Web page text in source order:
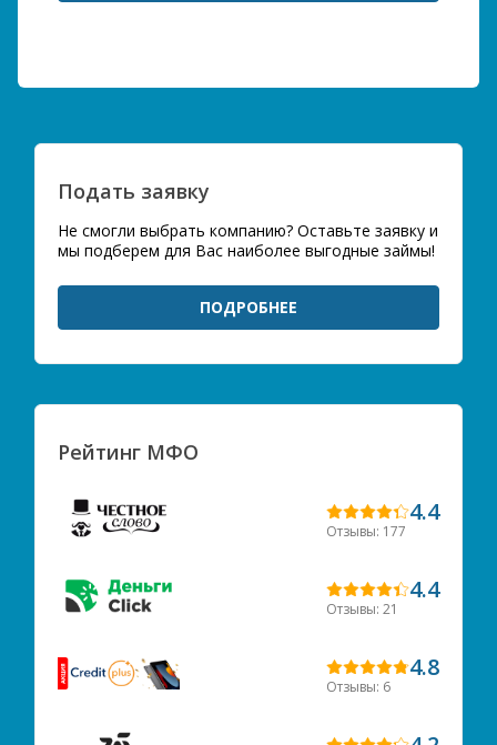
Подать заявку
Не смогли выбрать компанию? Оставьте заявку и
мы подберем для Вас наиболее выгодные займы!
ПОДРОБНЕЕ
Рейтинг МФО
4.4
Отзывы: 177
4.4
Отзывы: 21
4.8
Отзывы: 6